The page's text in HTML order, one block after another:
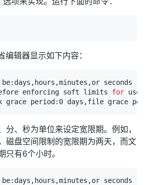
辑器显示如下内容：
enforcing soft limits for
分、秒为单位来设定宽限期。例如，
磁盘空间限制的宽限期为两天，而文
只有6个小时。